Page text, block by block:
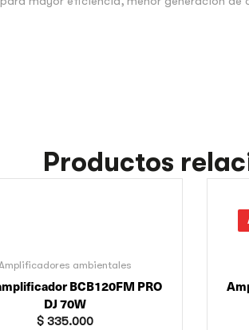
Productos
ambientales
BCB120FM PRO
DJ 70W
$335.000